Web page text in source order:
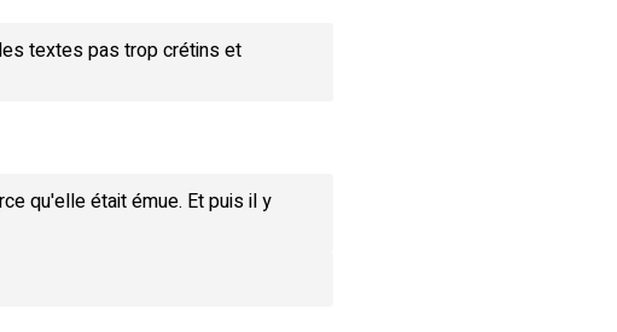
textes pas trop crétins et
qu'elle était émue. Et puis il y